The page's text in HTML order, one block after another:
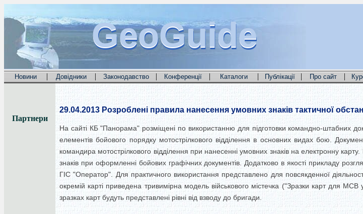
GeoGuide
GeoGuide
GeoGuide
Новини | Довідники | Законодавство | Конференції | Каталоги | Публікації | Про сайт |
Партнери
29.04.2013 Розроблені правила нанесення умовних знаків тактичної
На сайті КБ "Панорама" розміщені по використанню для підготовки командно-штабних
елементів бойового порядку мотострілкового відділення в основних видах бою.
командира мотострілкового відділення при нанесенні умовних знаків на електронну
знаків при оформленні бойових графічних документів. Додатково в якості прикладу
ГІС "Оператор". Для практичного використання представлено для повсякденної
окремій карті приведена тривимірна модель військового містечка ("Зразки карт для МСВ
зразках карт будуть представлені рівні від взводу до бригади.